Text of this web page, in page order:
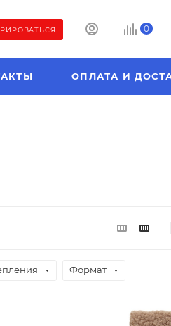
0
ОПЛАТА И
Формат